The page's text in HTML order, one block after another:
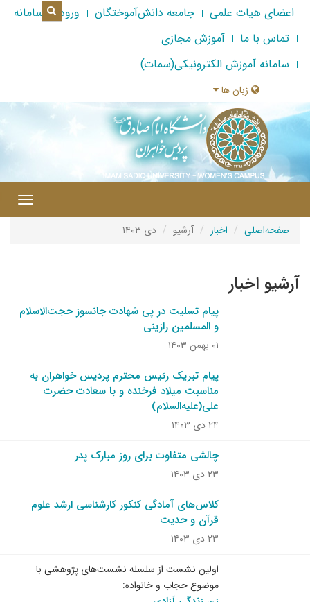
اعضای هیات علمی جامعه دانش‌آموختگان
ورود به سامانه
تماس با ما
آموزش مجازی
سامانه آموزش الکترونیکی(سمات)
زبان ها
صفحه‌اصلی اخبار آرشیو دی ۱۴۰۳
آرشیو اخبار
پیام تسلیت در پی شهادت جانسوز حجت‌الاسلام
و المسلمین رازینی
۰۱ بهمن ۱۴۰۳
پیام تبریک رئیس محترم پردیس خواهران به
مناسبت میلاد فرخنده و با سعادت حضرت
علی(علیه‌السلام)
۲۴ دی ۱۴۰۳
چالشی متفاوت برای روز مبارک پدر
۲۳ دی ۱۴۰۳
کلاس‌های آمادگی کنکور کارشناسی ارشد علوم
قرآن و حدیث
۲۳ دی ۱۴۰۳
اولین نشست از سلسله نشست‌های پژوهشی با
موضوع حجاب و خانواده: